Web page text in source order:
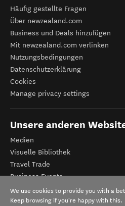
Häufig gestellte Fragen
Über newzealand.com
Business und Deals hinzufügen
Mit newzealand.com verlinken
Nutzungsbedingungen
Datenschutzerklärung
Cookies
Manage privacy settings
Unsere anderen
Medien
Visuelle Bibliothek
Travel Trade
Business Events
Tourismus Neuseeland
Veranstalter-Registrierung
We use cookies to provide you with a
Keep browsing if you're happy with this.